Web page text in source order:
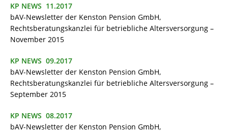
KP NEWS 11.2017
bAV-Newsletter der Kenston Pension GmbH,
Rechtsberatungskanzlei für betriebliche Altersversorgung –
November 2015
KP NEWS 09.2017
bAV-Newsletter der Kenston Pension GmbH,
Rechtsberatungskanzlei für betriebliche Altersversorgung –
September 2015
KP NEWS 08.2017
bAV-Newsletter der Kenston Pension GmbH,